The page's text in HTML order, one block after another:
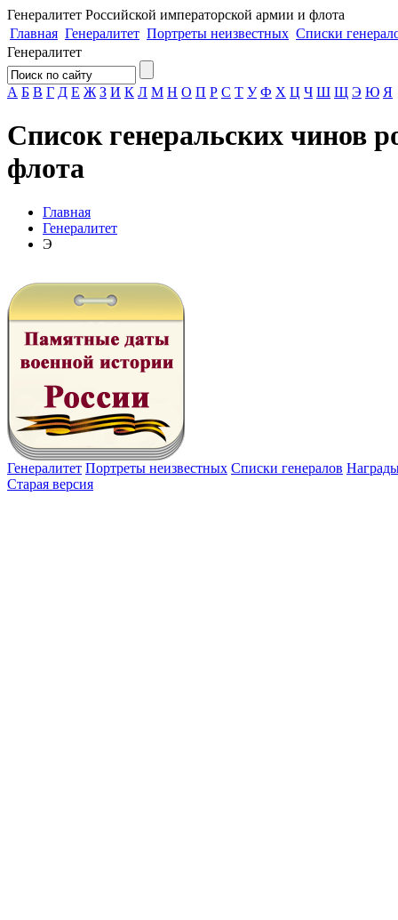
Генералитет Российской императорской армии и флота
Главная Генералитет Портреты неизвестных Списки
Генералитет
А Б В Г Д Е Ж З И К Л М Н О П Р С Т У Ф Х Ц Ч Ш Щ Э Ю Я
Список генеральских чинов
флота
Главная
Генералитет
Э
Генералитет Портреты неизвестных Списки генералов
Старая версия